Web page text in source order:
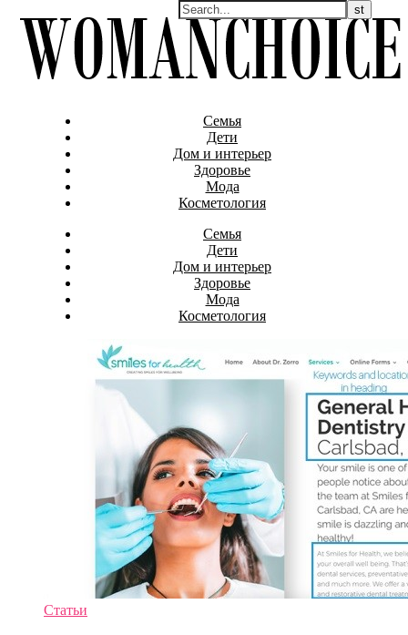
Семья
Дети
Дом и интерьер
Здоровье
Мода
Косметология
Семья
Дети
Дом и интерьер
Здоровье
Мода
Косметология
Статьи